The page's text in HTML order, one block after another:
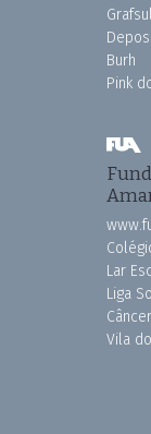
Grafsul
Burh
Pink
Lar
Liga
Câncer
Vila